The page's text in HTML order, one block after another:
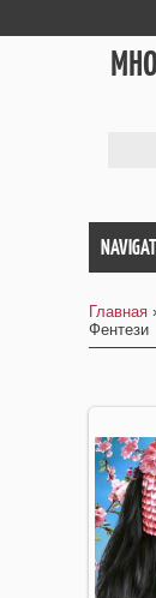
Главная
Фентези